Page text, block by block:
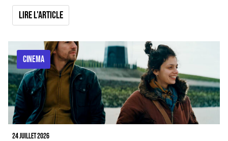
Lire l'article
CINEMA
24 juillet 2026